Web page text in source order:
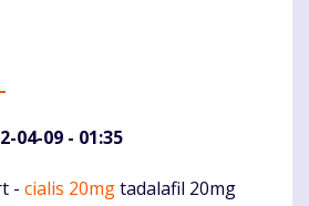
04-09 - 01:35
- cialis 20mgtadalafil 20mg